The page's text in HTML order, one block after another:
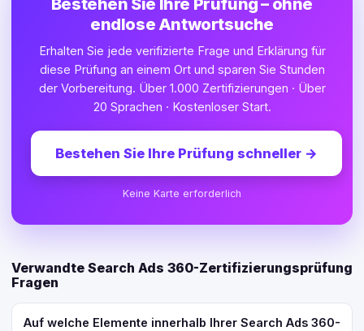
Bestehen Sie Ihre Prüfung – ohne
endlose Antwortsuche
Erhalten Sie jede verifizierte Frage und Erklärung für
diese Prüfung an einem Ort und sparen Sie Stunden
der Vorbereitung. Über 1.000 Zertifizierungen · Über
20 Sprachen · Kostenloser Start.
Bestehen Sie Ihre Prüfung schneller →
Keine Karte erforderlich
Verwandte Search Ads 360-Zertifizierungsprüfung
Fragen
Auf welche Elemente innerhalb Ihrer Search Ads 360-